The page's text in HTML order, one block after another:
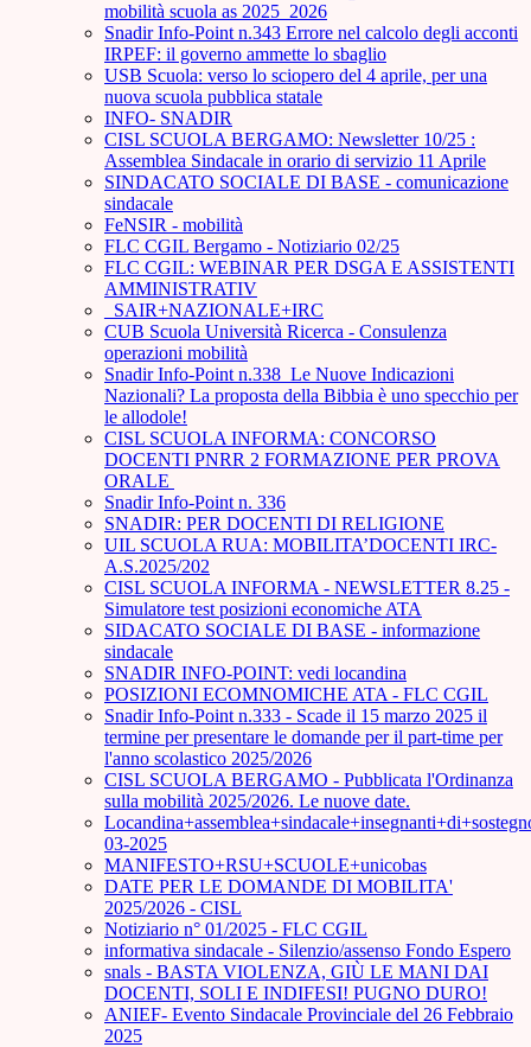
mobilità scuola as 2025_2026
Snadir Info-Point n.343 Errore nel calcolo degli acconti
IRPEF: il governo ammette lo sbaglio
USB Scuola: verso lo sciopero del 4 aprile, per una
nuova scuola pubblica statale
INFO- SNADIR
CISL SCUOLA BERGAMO: Newsletter 10/25 :
Assemblea Sindacale in orario di servizio 11 Aprile
SINDACATO SOCIALE DI BASE - comunicazione
sindacale
FeNSIR - mobilità
FLC CGIL Bergamo - Notiziario 02/25
FLC CGIL: WEBINAR PER DSGA E ASSISTENTI
AMMINISTRATIV
_SAIR+NAZIONALE+IRC
CUB Scuola Università Ricerca - Consulenza
operazioni mobilità
Snadir Info-Point n.338 Le Nuove Indicazioni
Nazionali? La proposta della Bibbia è uno specchio per
le allodole!
CISL SCUOLA INFORMA: CONCORSO
DOCENTI PNRR 2 FORMAZIONE PER PROVA
ORALE ­
Snadir Info-Point n. 336
SNADIR: PER DOCENTI DI RELIGIONE
UIL SCUOLA RUA: MOBILITA’DOCENTI IRC-
A.S.2025/202
CISL SCUOLA INFORMA - NEWSLETTER 8.25 -
Simulatore test posizioni economiche ATA
SIDACATO SOCIALE DI BASE - informazione
sindacale
SNADIR INFO-POINT: vedi locandina
POSIZIONI ECOMNOMICHE ATA - FLC CGIL
Snadir Info-Point n.333 - Scade il 15 marzo 2025 il
termine per presentare le domande per il part-time per
l'anno scolastico 2025/2026
CISL SCUOLA BERGAMO - Pubblicata l'Ordinanza
sulla mobilità 2025/2026. Le nuove date.
03-2025
MANIFESTO+RSU+SCUOLE+unicobas
DATE PER LE DOMANDE DI MOBILITA'
2025/2026 - CISL
Notiziario n° 01/2025 - FLC CGIL
informativa sindacale - Silenzio/assenso Fondo Espero
snals - BASTA VIOLENZA, GIÙ LE MANI DAI
DOCENTI, SOLI E INDIFESI! PUGNO DURO!
ANIEF- Evento Sindacale Provinciale del 26 Febbraio
2025